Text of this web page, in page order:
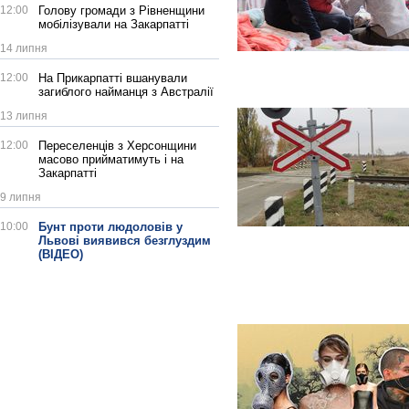
12:00
Голову громади з Рівненщини
мобілізували на Закарпатті
14 липня
12:00
На Прикарпатті вшанували
загиблого найманця з Австралії
13 липня
12:00
Переселенців з Херсонщини
масово прийматимуть і на
Закарпатті
9 липня
10:00
Бунт проти людоловів у
Львові виявився безглуздим
(ВІДЕО)